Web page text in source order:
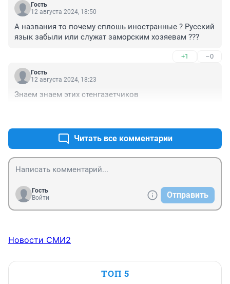
Гость
12 августа 2024, 18:50
А названия то почему сплошь иностранные ? Русский
язык забыли или служат заморским хозяевам ???
+1 –0
Гость
12 августа 2024, 18:23
Знаем знаем этих стенгазетчиков
Читать все комментарии
Гость
Войти
Отправить
Новости СМИ2
ТОП 5